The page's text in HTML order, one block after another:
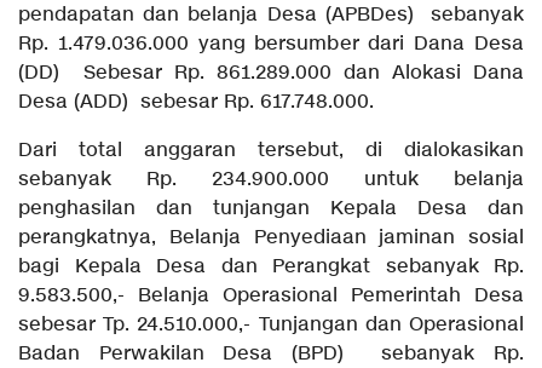
pendapatan dan belanja Desa (APBDes) sebanyak
Rp. 1.479.036.000 yang bersumber dari Dana Desa
(DD) Sebesar Rp. 861.289.000 dan Alokasi Dana
Desa (ADD) sebesar Rp. 617.748.000.
Dari total anggaran tersebut, di dialokasikan
sebanyak Rp. 234.900.000 untuk belanja
penghasilan dan tunjangan Kepala Desa dan
perangkatnya, Belanja Penyediaan jaminan sosial
bagi Kepala Desa dan Perangkat sebanyak Rp.
9.583.500,- Belanja Operasional Pemerintah Desa
sebesar Tp. 24.510.000,- Tunjangan dan Operasional
Badan Perwakilan Desa (BPD) sebanyak Rp.